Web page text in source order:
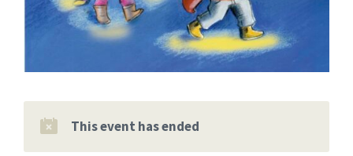
This event has ended